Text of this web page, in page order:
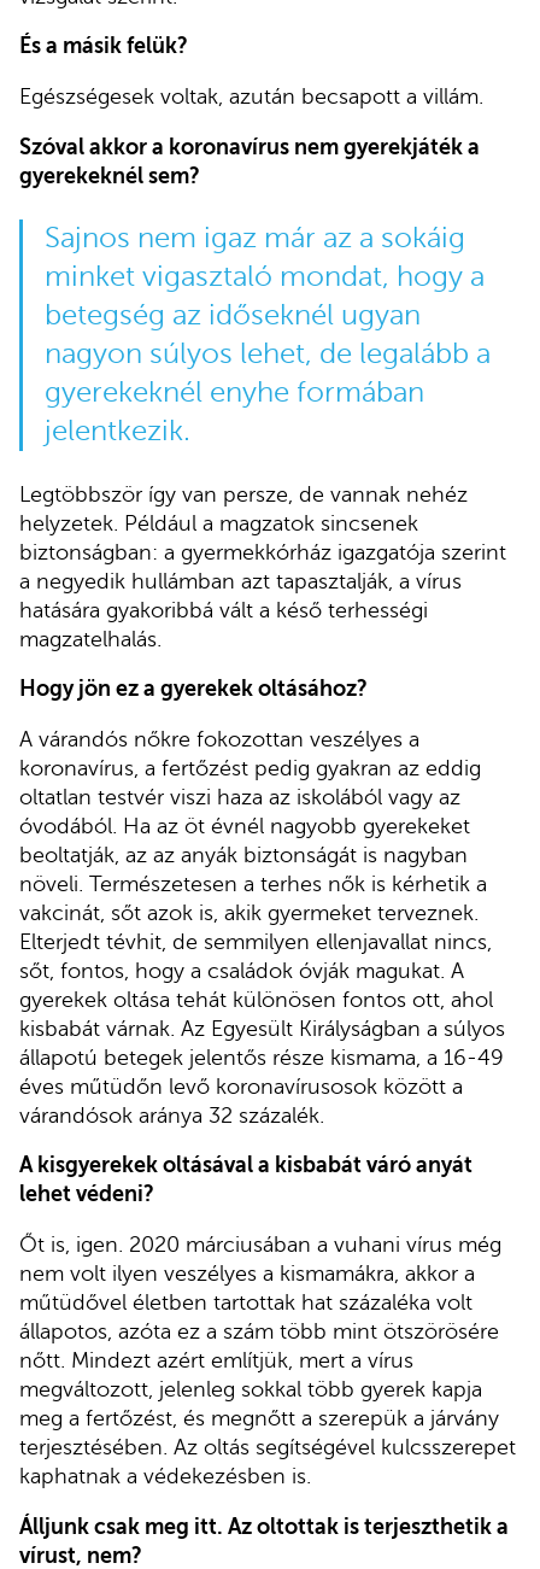
És a másik felük?
Egészségesek voltak, azután becsapott a villám.
Szóval akkor a koronavírus nem gyerekjáték a
gyerekeknél sem?
Sajnos nem igaz már az a sokáig
minket vigasztaló mondat, hogy a
betegség az időseknél ugyan
nagyon súlyos lehet, de legalább a
gyerekeknél enyhe formában
jelentkezik.
Legtöbbször így van persze, de vannak nehéz
helyzetek. Például a magzatok sincsenek
biztonságban: a gyermekkórház igazgatója szerint
a negyedik hullámban azt tapasztalják, a vírus
hatására gyakoribbá vált a késő terhességi
magzatelhalás.
Hogy jön ez a gyerekek oltásához?
A várandós nőkre fokozottan veszélyes a
koronavírus, a fertőzést pedig gyakran az eddig
oltatlan testvér viszi haza az iskolából vagy az
óvodából. Ha az öt évnél nagyobb gyerekeket
beoltatják, az az anyák biztonságát is nagyban
növeli. Természetesen a terhes nők is kérhetik a
vakcinát, sőt azok is, akik gyermeket terveznek.
Elterjedt tévhit, de semmilyen ellenjavallat nincs,
sőt, fontos, hogy a családok óvják magukat. A
gyerekek oltása tehát különösen fontos ott, ahol
kisbabát várnak. Az Egyesült Királyságban a súlyos
állapotú betegek jelentős része kismama, a 16-49
éves műtüdőn levő koronavírusosok között a
várandósok aránya 32 százalék.
A kisgyerekek oltásával a kisbabát váró anyát
lehet védeni?
Őt is, igen. 2020 márciusában a vuhani vírus még
nem volt ilyen veszélyes a kismamákra, akkor a
műtüdővel életben tartottak hat százaléka volt
állapotos, azóta ez a szám több mint ötszörösére
nőtt. Mindezt azért említjük, mert a vírus
megváltozott, jelenleg sokkal több gyerek kapja
meg a fertőzést, és megnőtt a szerepük a járvány
terjesztésében. Az oltás segítségével kulcsszerepet
kaphatnak a védekezésben is.
Álljunk csak meg itt. Az oltottak is terjeszthetik a
vírust, nem?